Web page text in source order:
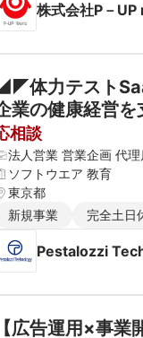
株式会社P－UP
体力テスト
業の健康経営
相談
法人営業 営業企画 代
ソフトウエア 教育
東京都
新規事業
完全土日
Pestalozzi
【広告運用×事